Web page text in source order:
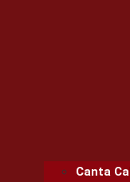
Canta